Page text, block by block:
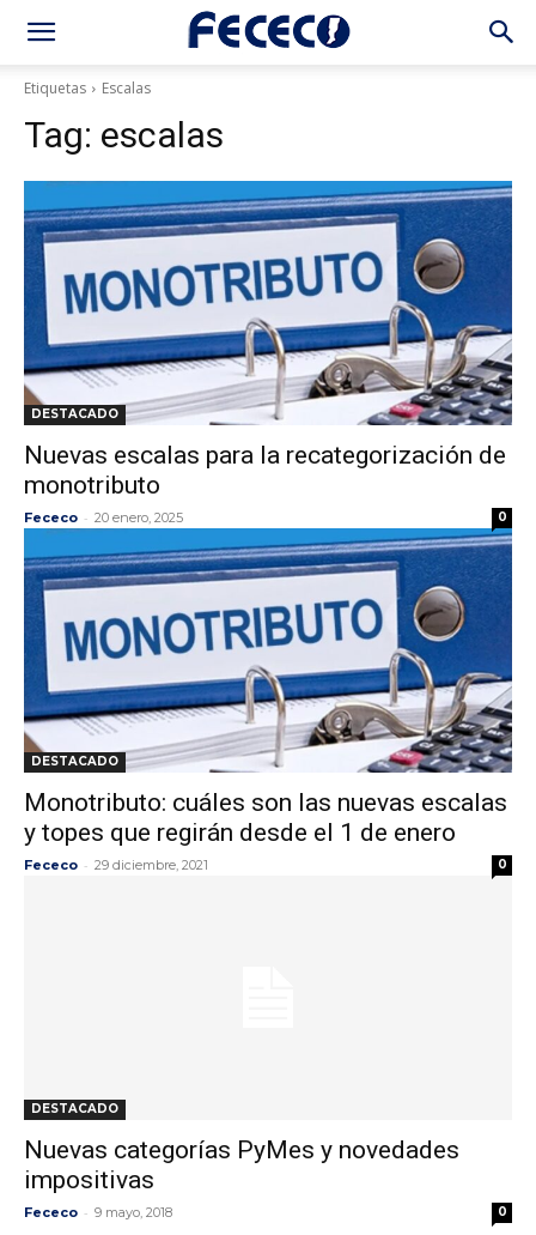
Etiquetas Escalas
Tag: escalas
DESTACADO
Nuevas escalas para la recategorización de
monotributo
Fececo - 20 enero, 2025 0
DESTACADO
Monotributo: cuáles son las nuevas escalas
y topes que regirán desde el 1 de enero
Fececo - 29 diciembre, 2021 0
DESTACADO
Nuevas categorías PyMes y novedades
impositivas
Fececo - 9 mayo, 2018 0